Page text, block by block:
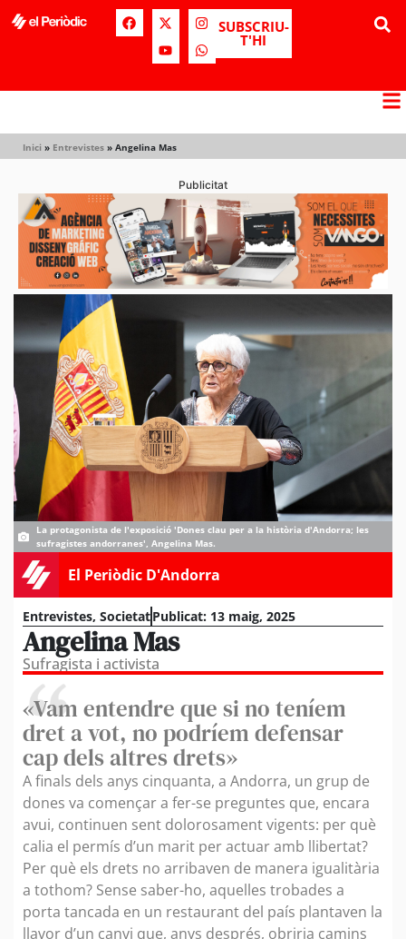
SUBSCRIU-
T'HI
Inici » Entrevistes » Angelina Mas
Publicitat
La protagonista de l'exposició 'Dones clau per a la història d'Andorra; les
sufragistes andorranes', Angelina Mas.
El Periòdic D'Andorra
Entrevistes, SocietatPublicat: 13 maig, 2025
Angelina Mas
Sufragista i activista
«Vam entendre que si no teníem
dret a vot, no podríem defensar
cap dels altres drets»
A finals dels anys cinquanta, a Andorra, un grup de
dones va començar a fer-se preguntes que, encara
avui, continuen sent dolorosament vigents: per què
calia el permís d’un marit per actuar amb llibertat?
Per què els drets no arribaven de manera igualitària
a tothom? Sense saber-ho, aquelles trobades a
porta tancada en un restaurant del país plantaven la
llavor d’un canvi que, anys després, obriria camins